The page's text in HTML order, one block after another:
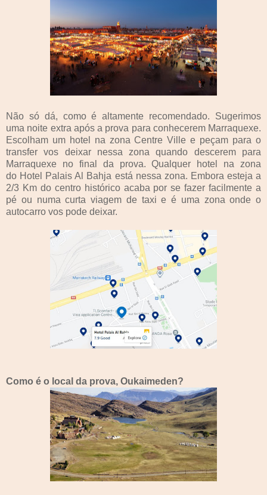
Não só dá, como é altamente recomendado. Sugerimos
uma noite extra após a prova para conhecerem Marraquexe.
Escolham um hotel na zona Centre Ville e peçam para o
transfer vos deixar nessa zona quando descerem para
Marraquexe no final da prova. Qualquer hotel na zona
do Hotel Palais Al Bahja está nessa zona. Embora esteja a
2/3 Km do centro histórico acaba por se fazer facilmente a
pé ou numa curta viagem de taxi e é uma zona onde o
autocarro vos pode deixar.
Como é o local da prova, Oukaimeden?